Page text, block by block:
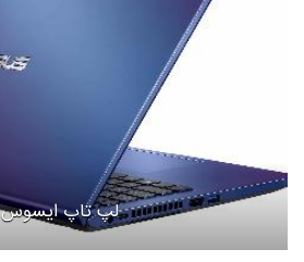
لپ تاپ ایسوس